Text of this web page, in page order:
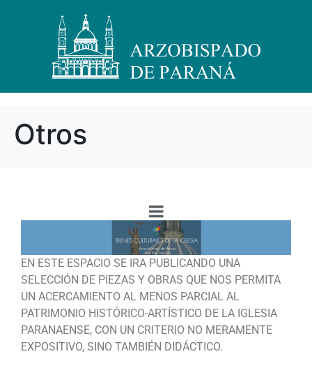
Otros
EN ESTE ESPACIO SE IRA PUBLICANDO UNA
SELECCIÓN DE PIEZAS Y OBRAS QUE NOS PERMITA
UN ACERCAMIENTO AL MENOS PARCIAL AL
PATRIMONIO HISTÓRICO-ARTÍSTICO DE LA IGLESIA
PARANAENSE, CON UN CRITERIO NO MERAMENTE
EXPOSITIVO, SINO TAMBIÉN DIDÁCTICO.